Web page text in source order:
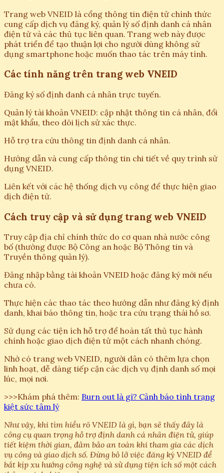
Trang web VNEID là cổng thông tin điện tử chính thức
cung cấp dịch vụ đăng ký, quản lý số định danh cá nhân
điện tử và các thủ tục liên quan. Trang web này được
phát triển để tạo thuận lợi cho người dùng không sử
dụng smartphone hoặc muốn thao tác trên máy tính.
Các tính năng trên trang web VNEID
Đăng ký số định danh cá nhân trực tuyến.
Quản lý tài khoản VNEID: cập nhật thông tin cá nhân, đổi
mật khẩu, theo dõi lịch sử xác thực.
Hỗ trợ tra cứu thông tin định danh cá nhân.
Hướng dẫn và cung cấp thông tin chi tiết về quy trình sử
dụng VNEID.
Liên kết với các hệ thống dịch vụ công để thực hiện giao
dịch điện tử.
Cách truy cập và sử dụng trang web VNEID
Truy cập địa chỉ chính thức do cơ quan nhà nước công
bố (thường được Bộ Công an hoặc Bộ Thông tin và
Truyền thông quản lý).
Đăng nhập bằng tài khoản VNEID hoặc đăng ký mới nếu
chưa có.
Thực hiện các thao tác theo hướng dẫn như đăng ký định
danh, khai báo thông tin, hoặc tra cứu trạng thái hồ sơ.
Sử dụng các tiện ích hỗ trợ để hoàn tất thủ tục hành
chính hoặc giao dịch điện tử một cách nhanh chóng.
Nhờ có trang web VNEID, người dân có thêm lựa chọn
linh hoạt, dễ dàng tiếp cận các dịch vụ định danh số mọi
lúc, mọi nơi.
>>>Khám phá thêm: Burn out là gì? Cảnh báo tình trạng
kiệt sức tâm lý
Như vậy, khi tìm hiểu rõ VNEID là gì, bạn sẽ thấy đây là
công cụ quan trọng hỗ trợ định danh cá nhân điện tử, giúp
tiết kiệm thời gian, đảm bảo an toàn khi tham gia các dịch
vụ công và giao dịch số. Đừng bỏ lỡ việc đăng ký VNEID để
bắt kịp xu hướng công nghệ và sử dụng tiện ích số một cách